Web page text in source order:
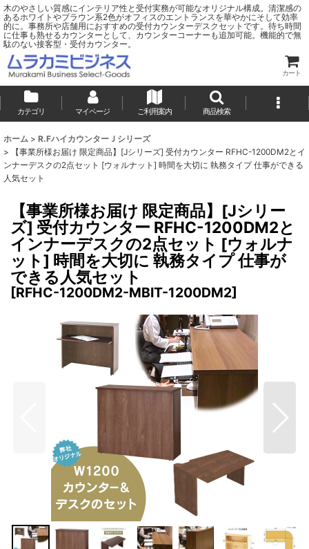
木のやさしい質感にインテリア性と受付実務が可能なオリジナル構成。清潔感の
あるホワイトやブラウン系2色がオフィスのエントランスを華やかにそして効率
的に。事務所や店舗用におすすめの受付カウンターデスクセットです。待ち時間
に仕事も熟せるカウンターとして、カウンターコーナーも追加可能。機能的で無
駄のない接客型・受付カウンター。
カート
カテゴリ マイページ ご利用案内 商品検索
ホーム > R.FハイカウンターＪシリーズ
>
【事業所様お届け 限定商品】[Jシリーズ] 受付カウンター RFHC-1200DM2とイ
ンナーデスクの2点セット [ウォルナット] 時間を大切に 執務タイプ 仕事ができる
人気セット
【事業所様お届け 限定商品】[Jシリー
ズ] 受付カウンター RFHC-1200DM2と
インナーデスクの2点セット [ウォルナ
ット] 時間を大切に 執務タイプ 仕事が
できる人気セット
[RFHC-1200DM2-MBIT-1200DM2]